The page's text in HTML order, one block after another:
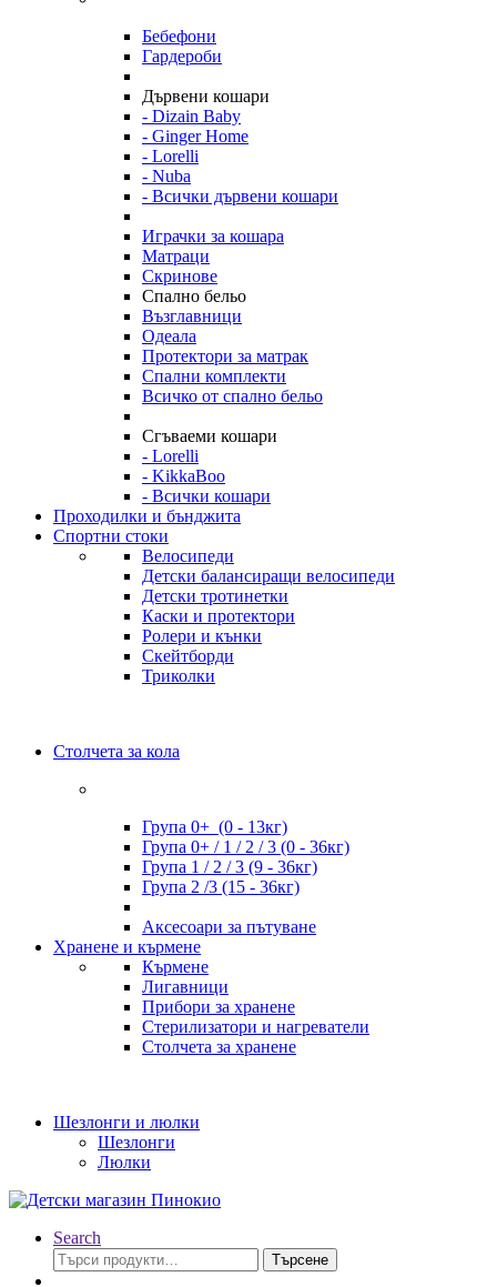
Бебефони
Гардероби
Дървени кошари
- Dizain Baby
- Ginger Home
- Lorelli
- Nuba
- Всички дървени кошари
Играчки за кошара
Матраци
Скринове
Спално бельо
Възглавници
Одеала
Протектори за матрак
Спални комплекти
Всичко от спално бельо
Сгъваеми кошари
- Lorelli
- KikkaBoo
- Всички кошари
Проходилки и бънджита
Спортни стоки
Велосипеди
Детски балансиращи велосипеди
Детски тротинетки
Каски и протектори
Ролери и кънки
Скейтборди
Триколки
Столчета за кола
Група 0+ (0 - 13кг)
Група 0+ / 1 / 2 / 3 (0 - 36кг)
Група 1 / 2 / 3 (9 - 36кг)
Група 2 /3 (15 - 36кг)
Аксесоари за пътуване
Хранене и кърмене
Кърмене
Лигавници
Прибори за хранене
Стерилизатори и нагреватели
Столчета за хранене
Шезлонги и люлки
Шезлонги
Люлки
Search
Търсене
за:
Търсене